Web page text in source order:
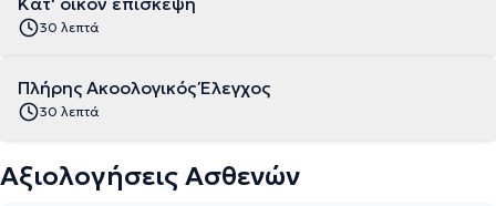
30 λεπτά
Πλήρης Ακοολογικός Έλεγχος
30 λεπτά
Αξιολογήσεις Ασθενών